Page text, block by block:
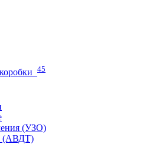
45
(УЗО)
(АВДТ)